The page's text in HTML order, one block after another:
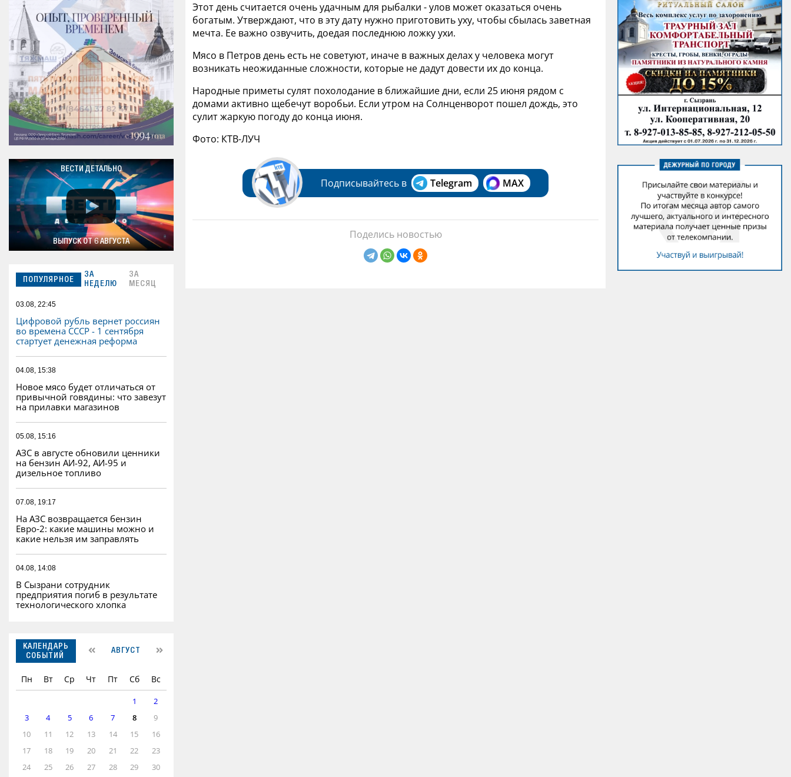
ВЕСТИ ДЕТАЛЬНО
ВЫПУСК ОТ 6 АВГУСТА
ПОПУЛЯРНОЕ
ЗА
НЕДЕЛЮ
ЗА
МЕСЯЦ
03.08, 22:45
Цифровой рубль вернет россиян
во времена СССР - 1 сентября
стартует денежная реформа
04.08, 15:38
Новое мясо будет отличаться от
привычной говядины: что завезут
на прилавки магазинов
05.08, 15:16
АЗС в августе обновили ценники
на бензин АИ-92, АИ-95 и
дизельное топливо
07.08, 19:17
На АЗС возвращается бензин
Евро‑2: какие машины можно и
какие нельзя им заправлять
04.08, 14:08
В Сызрани сотрудник
предприятия погиб в результате
технологического хлопка
КАЛЕНДАРЬ
СОБЫТИЙ
АВГУСТ
Пн Вт Ср Чт Пт Сб Вс
1
2
3
4 5 6 7 8
9
10
11 12 13 14 15
16
17
18 19 20 21 22
23
24
25 26 27 28 29 30
Этот день считается очень удачным для рыбалки - улов может оказаться очень
богатым. Утверждают, что в эту дату нужно приготовить уху, чтобы сбылась заветная
мечта. Ее важно озвучить, доедая последнюю ложку ухи.
Мясо в Петров день есть не советуют, иначе в важных делах у человека могут
возникать неожиданные сложности, которые не дадут довести их до конца.
Народные приметы сулят похолодание в ближайшие дни, если 25 июня рядом с
домами активно щебечут воробьи. Если утром на Солнценворот пошел дождь, это
сулит жаркую погоду до конца июня.
Фото: КТВ-ЛУЧ
Подписывайтесь в Telegram MAX
Поделись новостью